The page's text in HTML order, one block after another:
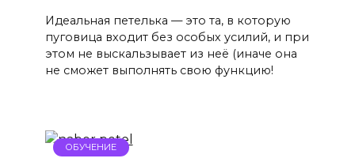
Идеальная петелька — это та, в которую
пуговица входит без особых усилий, и при
этом не выскальзывает из неё (иначе она
не сможет выполнять свою функцию!
ОБУЧЕНИЕ